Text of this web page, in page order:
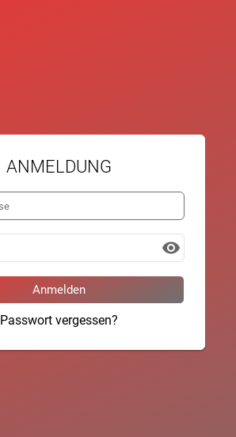
ANMELDUNG
visibility
Passwort vergessen?